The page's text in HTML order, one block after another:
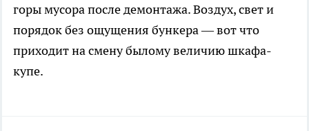
горы мусора после демонтажа. Воздух, свет и
порядок без ощущения бункера — вот что
приходит на смену былому величию шкафа-
купе.